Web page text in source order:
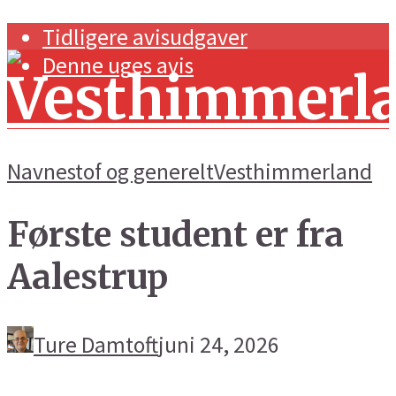
Tidligere avisudgaver
Denne uges avis
Forside
Navnestof og generelt
Kunst og kultur
Navnestof og genereltVesthimmerland
Første student er fra
Aalestrup
Ture Damtoftjuni 24, 2026